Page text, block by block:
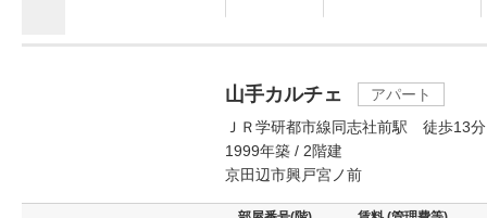
山手カルチェ
アパート
ＪＲ学研都市線同志社前駅 徒歩13分
1999年築 / 2階建
京田辺市興戸宮ノ前